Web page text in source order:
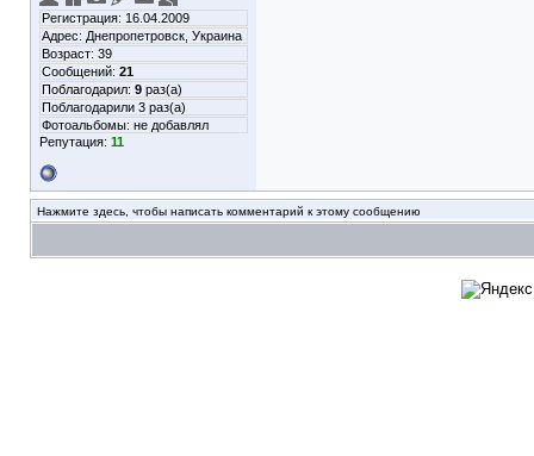
Регистрация: 16.04.2009
Адрес: Днепропетровск, Украина
Возраст: 39
Сообщений: 21
Поблагодарил: 9 раз(а)
Поблагодарили 3 раз(а)
Фотоальбомы: не добавлял
Репутация: 11
Нажмите здесь, чтобы написать комментарий к этому сообщению